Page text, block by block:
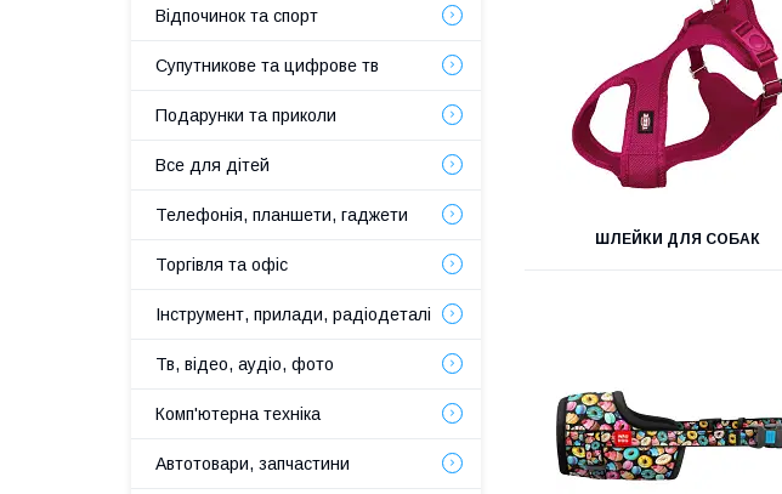
ШЛЕЙКИ ДЛЯ СОБАК
Відпочинок та спорт
Супутникове та цифрове тв
Подарунки та приколи
Все для дітей
Телефонія, планшети, гаджети
Торгівля та офіс
Інструмент, прилади, радіодеталі
Тв, відео, аудіо, фото
Комп'ютерна техніка
Автотовари, запчастини